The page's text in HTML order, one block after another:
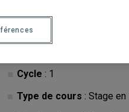
Cycle : 1
Type de cours : Stage